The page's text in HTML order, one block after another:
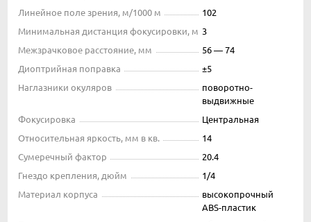
Линейное поле зрения, м/1000 м
102
Минимальная дистанция фокусировки, м 3
Межзрачковое расстояние, мм
56 — 74
Диоптрийная поправка
±5
Наглазники окуляров
поворотно-
выдвижные
Фокусировка
Центральная
Относительная яркость, мм в кв.
14
Сумеречный фактор
20.4
Гнездо крепления, дюйм
1/4
Материал корпуса
высокопрочный
ABS-пластик